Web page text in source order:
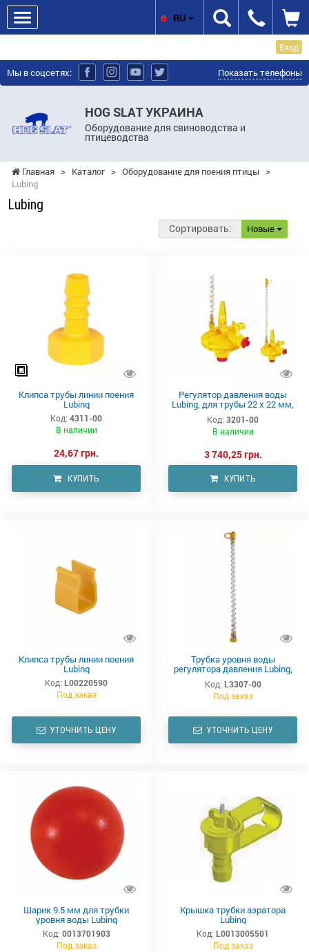
Вход
Мы в соцсетях: Показать телефоны
HOG SLAT УКРАИНА
Оборудование для свиноводства и
птицеводства
RU
Главная > Каталог > Оборудование для поения птицы
>
Lubing
Lubing
Сортировать: Новые
Клипса трубы линии поения
Lubing
Код: 4311-00
В наличии
24,67 грн.
КУПИТЬ
Регулятор давления воды
Lubing, для трубы 22 х 22 мм,
начальный, трубка 450 мм
Код: 3201-00
В наличии
3 740,25 грн.
КУПИТЬ
Клипса трубы линии поения
Lubing
Код: L00220590
Под заказ
УТОЧНИТЬ ЦЕНУ
Трубка уровня воды
регулятора давления Lubing,
450 мм
Код: L3307-00
Под заказ
УТОЧНИТЬ ЦЕНУ
Шарик 9.5 мм для трубки
уровня воды Lubing
Код: 0013701903
Под заказ
Крышка трубки аэратора
Lubing
Код: L0013005501
Под заказ